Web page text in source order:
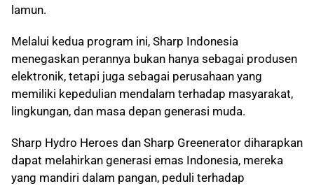
lamun.
Melalui kedua program ini, Sharp Indonesia
menegaskan perannya bukan hanya sebagai produsen
elektronik, tetapi juga sebagai perusahaan yang
memiliki kepedulian mendalam terhadap masyarakat,
lingkungan, dan masa depan generasi muda.
Sharp Hydro Heroes dan Sharp Greenerator diharapkan
dapat melahirkan generasi emas Indonesia, mereka
yang mandiri dalam pangan, peduli terhadap